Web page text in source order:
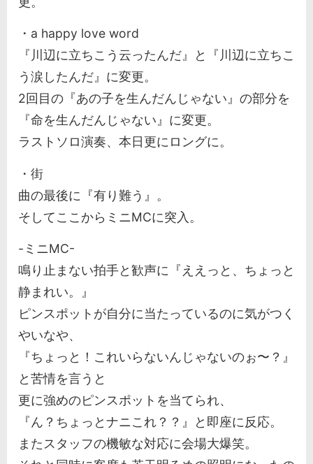
・a happy love word
『川辺に立ちこう云ったんだ』と『川辺に立ちこ
う涙したんだ』に変更。
2回目の『あの子を生んだんじゃない』の部分を
『命を生んだんじゃない』に変更。
ラストソロ演奏、本日更にロングに。
・街
曲の最後に『有り難う』。
そしてここからミニMCに突入。
-ミニMC-
鳴り止まない拍手と歓声に『ええっと、ちょっと
静まれい。』
ピンスポットが自分に当たっているのに気がつく
やいなや、
『ちょっと！これいらないんじゃないのぉ〜？』
と苦情を言うと
更に強めのピンスポットを当てられ、
『ん？ちょっとナニこれ？？』と即座に反応。
またスタッフの機敏な対応に会場大爆笑。